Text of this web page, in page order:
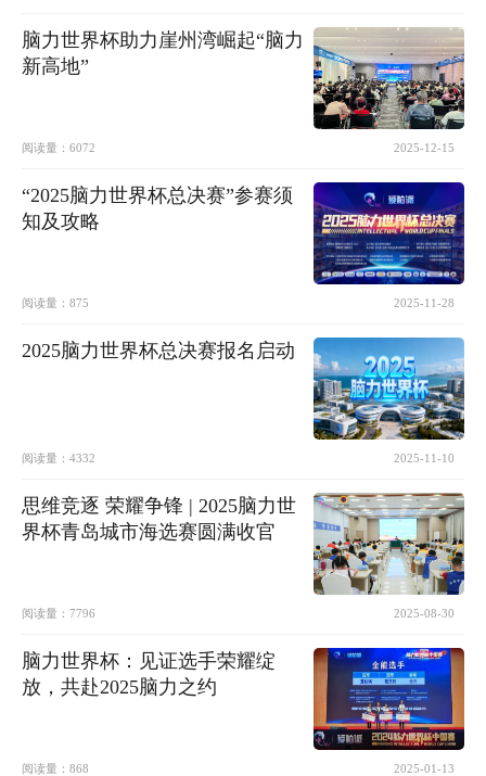
脑力世界杯助力崖州湾崛起“脑力
新高地”
阅读量： 6072 2025-12-15
“2025脑力世界杯总决赛”参赛须
知及攻略
阅读量： 875 2025-11-28
2025脑力世界杯总决赛报名启动
阅读量： 4332 2025-11-10
思维竞逐 荣耀争锋 | 2025脑力世
界杯青岛城市海选赛圆满收官
阅读量： 7796 2025-08-30
脑力世界杯：见证选手荣耀绽
放，共赴2025脑力之约
阅读量： 868 2025-01-13